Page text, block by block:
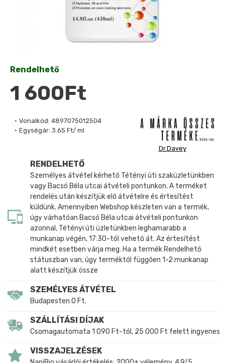
Vonalkód: 4897075012504
Egységár: 3.65 Ft/ ml
Dr.Davey
Rendelhető
1 600Ft
RENDELHETŐ
Személyes átvétel kérhető Tétényi úti szaküzletünkben
vagy Bacsó Béla utcai átvételi pontunkon. A terméket
rendelés után készítjük elő átvételre és értesítést
küldünk. Amennyiben Webshop készleten van a termék,
úgy várhatóan Bacsó Béla utcai átvételi pontunkon
azonnal, Tétényi úti üzletünkben leghamarabb a
munkanap végén, 17:30-tól vehető át. Az értesítést
mindkét esetben várja meg. Ha a termék Rendelhető
státuszban van, úgy terméktől függően 1-2 munkanap
alatt készítjük össze
SZEMÉLYES ÁTVÉTEL
Budapesten 0 Ft.
SZÁLLÍTÁSI DÍJAK
Csomagautomata 1 090 Ft-tól, 25 000 Ft felett ingyenes
VISSZAJELZÉSEK